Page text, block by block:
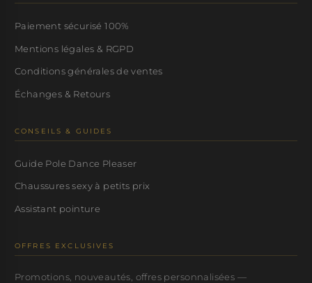
Paiement sécurisé 100%
Mentions légales & RGPD
Conditions générales de ventes
Échanges & Retours
CONSEILS & GUIDES
Guide Pole Dance Pleaser
Chaussures sexy à petits prix
Assistant pointure
OFFRES EXCLUSIVES
Promotions, nouveautés, offres personnalisées —